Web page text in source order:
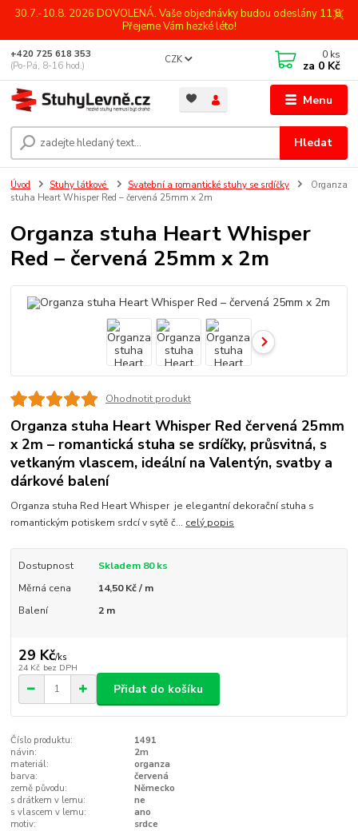
30.7.-10.8. 2026 DOVOLENÁ. Vaše objednávky budou odeslány 11.8.
Přejeme Vám hezké léto!
Menu
CZK
Hledat
+420 725 618 353
(Po-Pá, 8-16 hod.)
0 ks
za 0 Kč
Úvod Stuhy látkové Svatební a romantické stuhy se srdíčky
Organza
stuha Heart Whisper Red – červená 25mm x 2m
Organza stuha Heart Whisper
Red – červená 25mm x 2m
Ohodnotit produkt
Organza stuha Heart Whisper Red červená 25mm
x 2m – romantická stuha se srdíčky, průsvitná, s
vetkaným vlascem, ideální na Valentýn, svatby a
dárkové balení
Organza stuha Red Heart Whisper je elegantní dekorační stuha s
romantickým potiskem srdcí v sytě č... celý popis
Dostupnost
Skladem 80 ks
Měrná cena
14,50 Kč / m
Balení
2 m
29 Kč/ks
24 Kč bez DPH
Přidat do košíku
Číslo produktu:
1491
návin:
2m
materiál:
organza
barva:
červená
země původu:
Německo
s drátkem v lemu:
ne
s vlascem v lemu:
ano
motiv:
srdce